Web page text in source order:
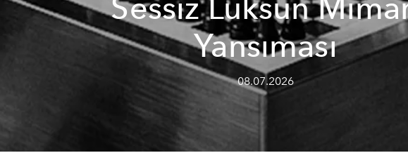
Sessiz Lüksün
Yansıması
08.07.2026